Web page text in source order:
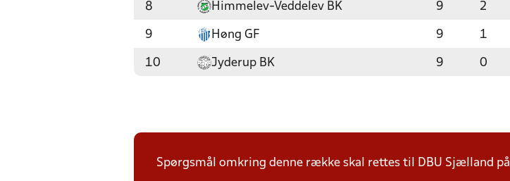
8 Himmelev-Veddelev BK 9 2
9 Høng GF 9 1
10 Jyderup BK 9 0
Spørgsmål omkring denne række skal rettes til DBU Sjælland på